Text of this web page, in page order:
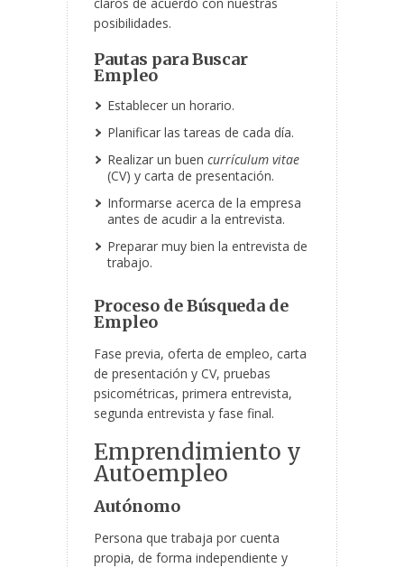
claros de acuerdo con nuestras
posibilidades.
Pautas para Buscar
Empleo
Establecer un horario.
Planificar las tareas de cada día.
Realizar un buen currículum vitae
(CV) y carta de presentación.
Informarse acerca de la empresa
antes de acudir a la entrevista.
Preparar muy bien la entrevista de
trabajo.
Proceso de Búsqueda de
Empleo
Fase previa, oferta de empleo, carta
de presentación y CV, pruebas
psicométricas, primera entrevista,
segunda entrevista y fase final.
Emprendimiento y
Autoempleo
Autónomo
Persona que trabaja por cuenta
propia, de forma independiente y